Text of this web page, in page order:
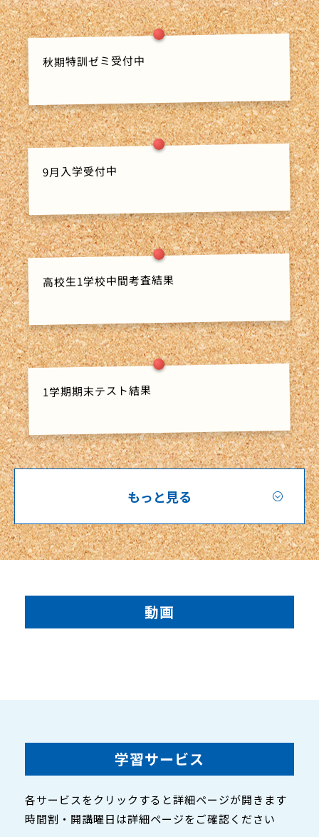
秋期特訓ゼミ受付中
9月入学受付中
高校生1学校中間考査結果
1学期期末テスト結果
もっと見る
動画
学習サービス
各サービスをクリックすると詳細ページが開きます
時間割・開講曜日は詳細ページをご確認ください